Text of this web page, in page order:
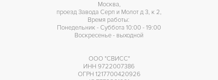
Москва,
проезд Завода Серп и Молот д 3, к 2,
Время работы:
Понедельник - Суббота 10:00 - 19:00
Воскресенье - выходной
ООО "СВИСС"
ИНН 9722007386
ОГРН 1217700420926